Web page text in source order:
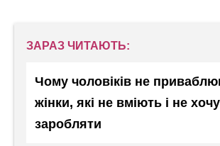
ЗАРАЗ ЧИТАЮТЬ:
Чому чоловіків не
жінки, які не вміють і не
заробляти